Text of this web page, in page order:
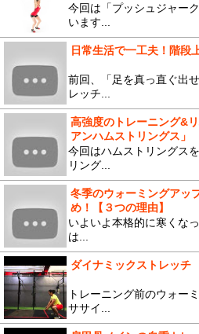
今回は「プッシュジャー
います...
日常生活で一工夫！階段
前回、「足を真っ直ぐ出
レッチ...
高強度のトレーニング&
アンハムストリングス」
今回はハムストリングス
リング...
冬季のウォーミングアッ
め！【３つの理由】
いよいよ本格的に寒くな
は...
ダイナミックストレッチ
トレーニング前のウォー
ササイ...